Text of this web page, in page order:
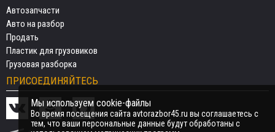
Автозапчасти
Авто на разбор
Продать
Пластик для грузовиков
Грузовая разборка
ПРИСОЕДИНЯЙТЕСЬ
Мы используем cookie-файлы
Во время посещения сайта avtorazbor45.ru вы соглашаетесь с
тем, что ваши персональные данные будут обработаны с